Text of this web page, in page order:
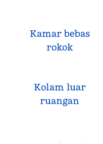
Kamar bebas
rokok
Kolam luar
ruangan